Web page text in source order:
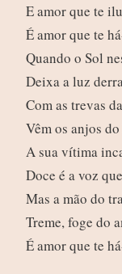
E amor que te
É amor que te
Quando o Sol
Deixa a luz
Com as trevas
Vêm os anjos
A sua vítima
Doce é a voz
Mas a mão do
Treme, foge do
É amor que te